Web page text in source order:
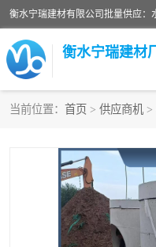
衡水宁瑞建材
当前位置： 首页 > 供应商机 >
水泥检查井
圆形检查井